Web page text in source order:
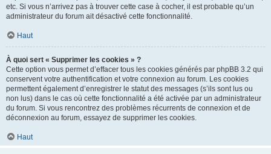
etc. Si vous n’arrivez pas à trouver cette case à cocher, il est probable qu’un
administrateur du forum ait désactivé cette fonctionnalité.
Haut
À quoi sert « Supprimer les cookies » ?
Cette option vous permet d’effacer tous les cookies générés par phpBB 3.2 qui
conservent votre authentification et votre connexion au forum. Les cookies
permettent également d’enregistrer le statut des messages (s’ils sont lus ou
non lus) dans le cas où cette fonctionnalité a été activée par un administrateur
du forum. Si vous rencontrez des problèmes récurrents de connexion et de
déconnexion au forum, essayez de supprimer les cookies.
Haut